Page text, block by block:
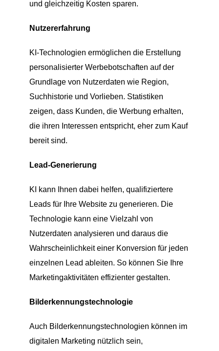
und gleichzeitig Kosten sparen.
Nutzererfahrung
KI-Technologien ermöglichen die Erstellung
personalisierter Werbebotschaften auf der
Grundlage von Nutzerdaten wie Region,
Suchhistorie und Vorlieben. Statistiken
zeigen, dass Kunden, die Werbung erhalten,
die ihren Interessen entspricht, eher zum Kauf
bereit sind.
Lead-Generierung
KI kann Ihnen dabei helfen, qualifiziertere
Leads für Ihre Website zu generieren. Die
Technologie kann eine Vielzahl von
Nutzerdaten analysieren und daraus die
Wahrscheinlichkeit einer Konversion für jeden
einzelnen Lead ableiten. So können Sie Ihre
Marketingaktivitäten effizienter gestalten.
Bilderkennungstechnologie
Auch Bilderkennungstechnologien können im
digitalen Marketing nützlich sein,